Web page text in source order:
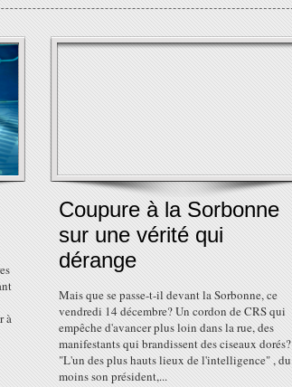
à
Coupure à la Sorbonne
sur une vérité qui
dérange
Mais que se passe-t-il devant la Sorbonne, ce
vendredi 14 décembre? Un cordon de CRS qui
empêche d'avancer plus loin dans la rue, des
manifestants qui brandissent des ciseaux dorés?
"L'un des plus hauts lieux de l'intelligence" , du
moins son président,...